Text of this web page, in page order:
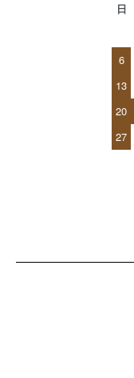
日
6
13
20
27